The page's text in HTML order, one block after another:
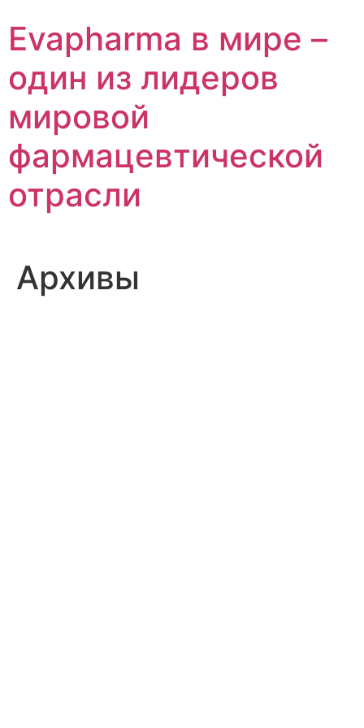
содержимому
Evapharma в мире –
один из лидеров
мировой
фармацевтической
отрасли
Архивы